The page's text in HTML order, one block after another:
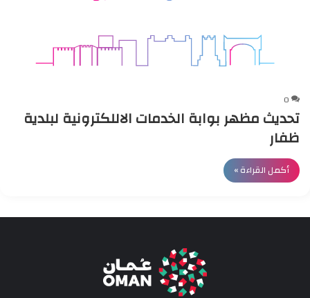
0
تحديث مظهر بوابة الخدمات الاللكترونية لبلدية
ظفار
أكمل القراءة »